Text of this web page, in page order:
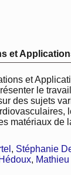
et
et
le
des sujets
matériaux
, Stéphanie
,